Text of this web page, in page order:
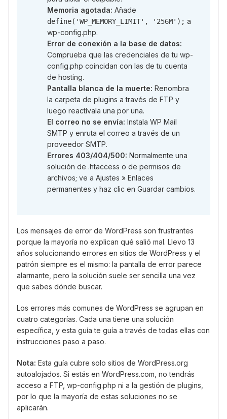
Memoria agotada: Añade
define('WP_MEMORY_LIMIT', '256M'); a
wp-config.php.
Error de conexión a la base de datos:
Comprueba que las credenciales de tu wp-
config.php coincidan con las de tu cuenta
de hosting.
Pantalla blanca de la muerte: Renombra
la carpeta de plugins a través de FTP y
luego reactívala una por una.
El correo no se envía: Instala WP Mail
SMTP y enruta el correo a través de un
proveedor SMTP.
Errores 403/404/500: Normalmente una
solución de .htaccess o de permisos de
archivos; ve a Ajustes » Enlaces
permanentes y haz clic en Guardar cambios.
Los mensajes de error de WordPress son frustrantes
porque la mayoría no explican qué salió mal. Llevo 13
años solucionando errores en sitios de WordPress y el
patrón siempre es el mismo: la pantalla de error parece
alarmante, pero la solución suele ser sencilla una vez
que sabes dónde buscar.
Los errores más comunes de WordPress se agrupan en
cuatro categorías. Cada una tiene una solución
específica, y esta guía te guía a través de todas ellas con
instrucciones paso a paso.
Nota: Esta guía cubre solo sitios de WordPress.org
autoalojados. Si estás en WordPress.com, no tendrás
acceso a FTP, wp-config.php ni a la gestión de plugins,
por lo que la mayoría de estas soluciones no se
aplicarán.